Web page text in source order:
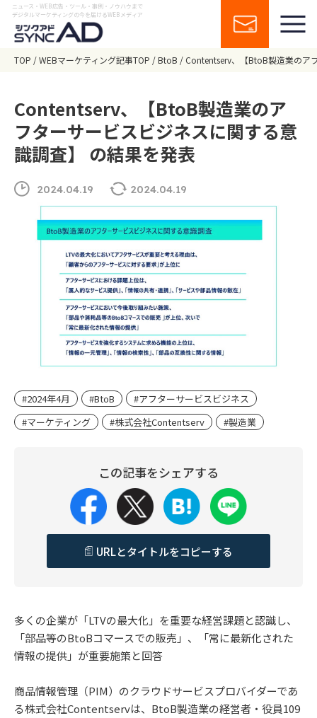
ニュース・WEB広告・ツール・事例・ノウハウまで
デジタルマーケティングの今を届けるWEBメディア
TOP WEBマーケティング記事TOP BtoB Contentserv、【BtoB製造業のア
Contentserv、【BtoB製造業のア
フターサービスビジネスに関する意
識調査】 の結果を発表
2024.04.19 2024.04.19
#2024年4月 #BtoB
#アフターサービスビジネス
#マーケティング
#株式会社Contentserv #製造業
この記事をシェアする
URLとタイトルをコピーする
多くの企業が「LTVの最大化」を重要な経営課題と認識し、
「部品等のBtoBコマースでの販売」、「常に最新化された
情報の提供」が重要施策と回答
商品情報管理（PIM）のクラウドサービスプロバイダーであ
る株式会社Contentservは、BtoB製造業の経営者・役員109